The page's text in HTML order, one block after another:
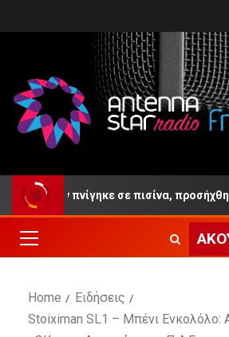
πνίγηκε σε πισίνα, προσήχθησαν οι
Home
Ειδήσεις
Stoiximan SL1 – Μπένι Ενκολόλο: